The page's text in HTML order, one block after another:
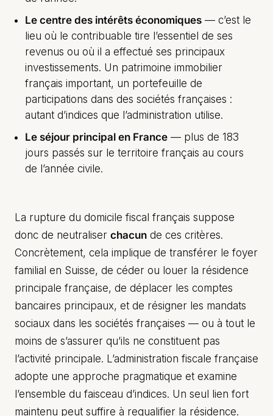
Le centre des intérêts économiques — c’est le
lieu où le contribuable tire l’essentiel de ses
revenus ou où il a effectué ses principaux
investissements. Un patrimoine immobilier
français important, un portefeuille de
participations dans des sociétés françaises :
autant d’indices que l’administration utilise.
Le séjour principal en France — plus de 183
jours passés sur le territoire français au cours
de l’année civile.
La rupture du domicile fiscal français suppose
donc de neutraliser chacun de ces critères.
Concrètement, cela implique de transférer le foyer
familial en Suisse, de céder ou louer la résidence
principale française, de déplacer les comptes
bancaires principaux, et de résigner les mandats
sociaux dans les sociétés françaises — ou à tout le
moins de s’assurer qu’ils ne constituent pas
l’activité principale. L’administration fiscale française
adopte une approche pragmatique et examine
l’ensemble du faisceau d’indices. Un seul lien fort
maintenu peut suffire à requalifier la résidence.